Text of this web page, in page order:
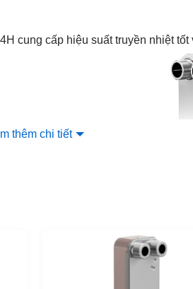
cung cấp hiệu suất truyền nhiệt
thêm chi tiết